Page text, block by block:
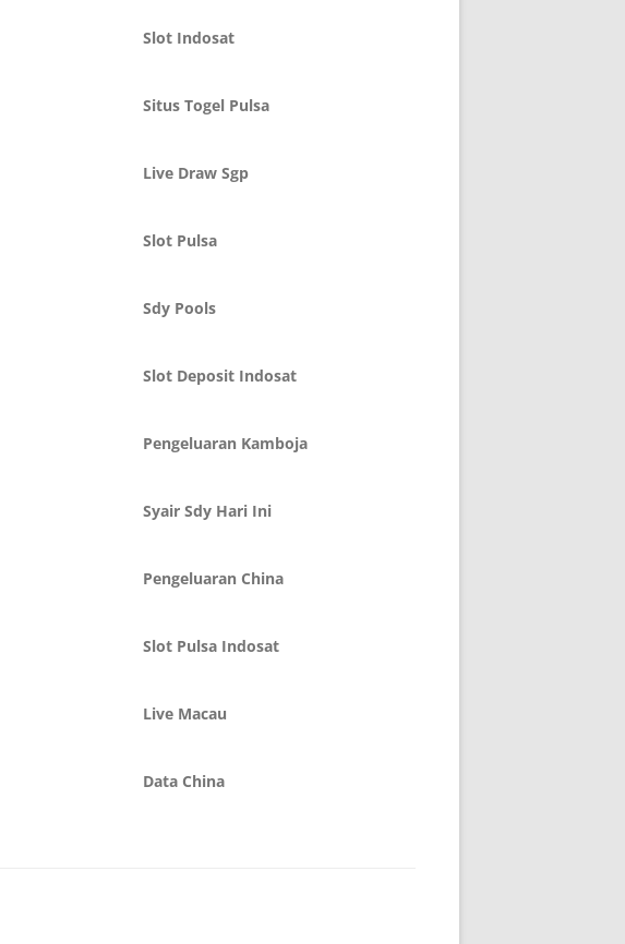
Slot Indosat
Situs Togel Pulsa
Live Draw Sgp
Slot Pulsa
Sdy Pools
Slot Deposit Indosat
Pengeluaran Kamboja
Syair Sdy Hari Ini
Pengeluaran China
Slot Pulsa Indosat
Live Macau
Data China